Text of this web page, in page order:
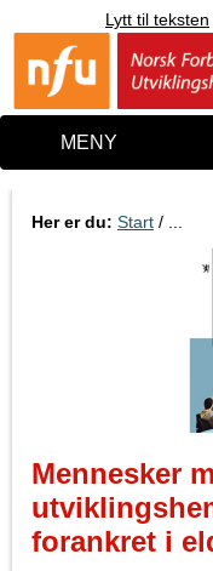
i
n
o
Lytt til teksten
MENY
Her er du: Start / ...
Mennesker
forankret i